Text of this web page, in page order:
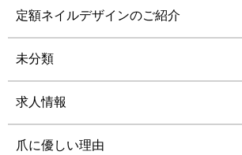
定額ネイルデザインのご紹介
未分類
求人情報
爪に優しい理由